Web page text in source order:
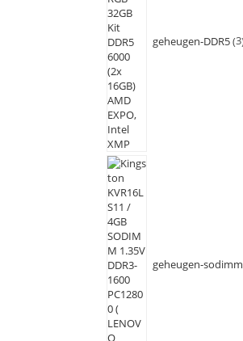
geheugen-DDR5 3
geheugen-sodimm